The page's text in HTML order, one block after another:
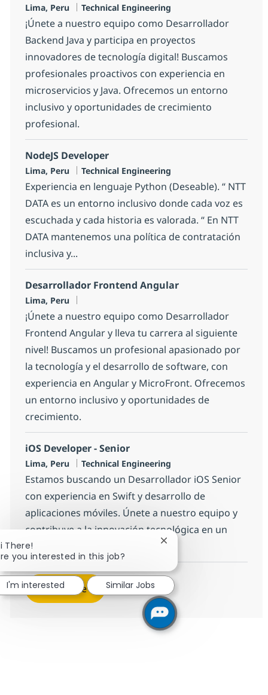
Location
Lima, Peru Category
Technical Engineering
¡Únete a nuestro equipo como Desarrollador
Backend Java y participa en proyectos
innovadores de tecnología digital! Buscamos
profesionales proactivos con experiencia en
microservicios y Java. Ofrecemos un entorno
inclusivo y oportunidades de crecimiento
profesional.
NodeJS Developer
Location
Lima, Peru Category
Technical Engineering
Experiencia en lenguaje Python (Deseable). “ NTT
DATA es un entorno inclusivo donde cada voz es
escuchada y cada historia es valorada. “ En NTT
DATA mantenemos una política de contratación
inclusiva y...
Desarrollador Frontend Angular
Location
Lima, Peru
¡Únete a nuestro equipo como Desarrollador
Frontend Angular y lleva tu carrera al siguiente
nivel! Buscamos un profesional apasionado por
la tecnología y el desarrollo de software, con
experiencia en Angular y MicroFront. Ofrecemos
un entorno inclusivo y oportunidades de
crecimiento.
iOS Developer - Senior
Location
Lima, Peru Category
Technical Engineering
Estamos buscando un Desarrollador iOS Senior
con experiencia en Swift y desarrollo de
aplicaciones móviles. Únete a nuestro equipo y
contribuye a la innovación tecnológica en un
entorno colaborativo.
See more
There!
you interested in this job?
Close chatbot
I'm interested Similar Jobs